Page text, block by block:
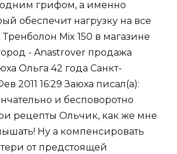
грифом, а именно
обеспечит нагрузку на все
Mix 150 в магазине
- Anastrover продажа
Ольга 42 года Санкт-
2011 16:29 Заюха писал(а):
и бесповоротно
рецепты Ольчик, как же мне
Ну а компенсировать
от предстоящей